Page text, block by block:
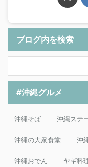
ブログ内を検索
#沖縄グルメ
沖縄そば 沖縄ステ
沖縄の大衆食堂 沖
沖縄おでん ヤギ料